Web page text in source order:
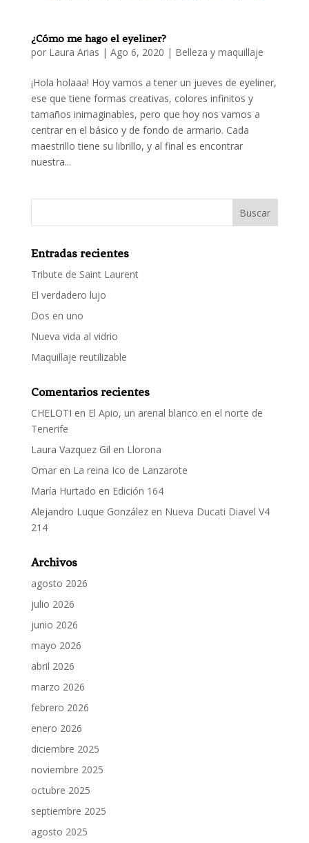
¿Cómo me hago el eyeliner?
por Laura Arias | Ago 6, 2020 | Belleza y maquillaje
¡Hola holaaa! Hoy vamos a tener un jueves de eyeliner,
ese que tiene formas creativas, colores infinitos y
tamaños inimaginables, pero que hoy nos vamos a
centrar en el básico y de fondo de armario. Cada
maestrillo tiene su librillo, y al final es encontrar
nuestra...
Entradas recientes
Tribute de Saint Laurent
El verdadero lujo
Dos en uno
Nueva vida al vidrio
Maquillaje reutilizable
Comentarios recientes
CHELOTI en El Apio, un arenal blanco en el norte de
Tenerife
Laura Vazquez Gil en Llorona
Omaren La reina Ico de Lanzarote
María Hurtado en Edición 164
Alejandro Luque Gonzálezen Nueva Ducati Diavel V4
214
Archivos
agosto 2026
julio 2026
junio 2026
mayo 2026
abril 2026
marzo 2026
febrero 2026
enero 2026
diciembre 2025
noviembre 2025
octubre 2025
septiembre 2025
agosto 2025